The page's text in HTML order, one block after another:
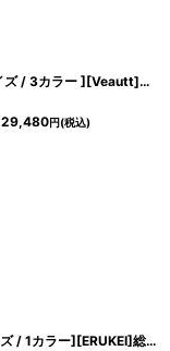
[ XS-Mサイズ / 3カラー ][Veautt]ウエストクロスデザイン・ドレープ・バックオープン ・セパレート・フレア・セミロング丈・ミディアムドレス《送料＆代引き手数料無料》
29,480円(税込)
[ XS-Lサイズ / 1カラー][ERUKEI]総レース・シアー・七分袖・ベルスリーブ・タイト・ミディアムドレス・ワンピース[送料無料]